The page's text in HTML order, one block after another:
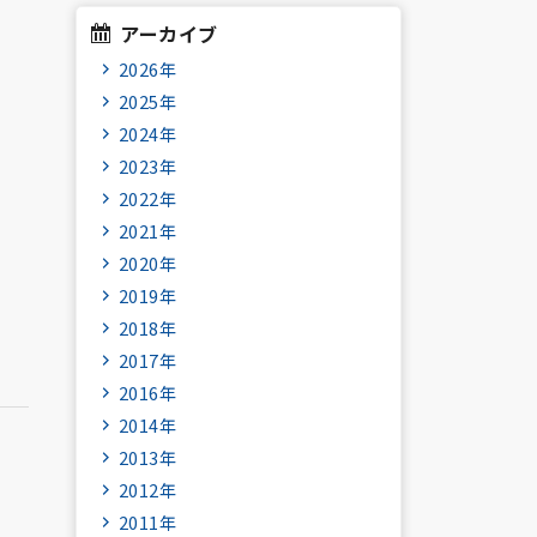
アーカイブ
2026年
2025年
2024年
2023年
2022年
2021年
2020年
2019年
2018年
2017年
2016年
2014年
2013年
2012年
2011年